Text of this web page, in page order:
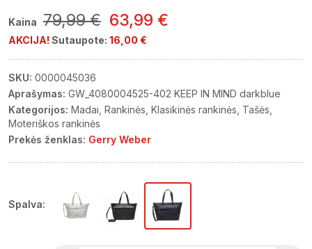
Kaina 79,99 € 63,99 €
AKCIJA! Sutaupote: 16,00 €
SKU: 0000045036
Aprašymas: GW_4080004525-402 KEEP IN MIND darkblue
Kategorijos: Madai Rankinės Klasikinės rankinės Tašės
Moteriškos rankinės
Prekės ženklas: Gerry Weber
Spalva: